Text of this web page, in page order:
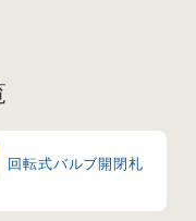
回転式バルブ開閉札